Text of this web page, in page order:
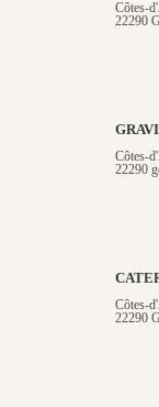
Côtes-
22290
Côtes-
22290
Côtes-
22290